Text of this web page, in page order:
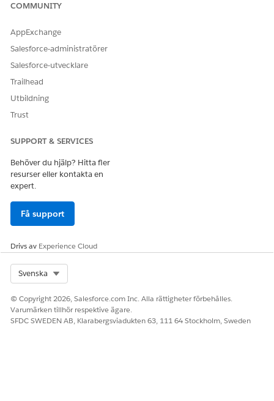
Kör denna åtgärd en eller
Obligatorisk konfiguration
SE ÄVEN:
Handelsagent för handel
Agentforce för Commerce
LÖSTE DENNA ARTIKEL DITT PROBLEM?
Berätta för oss vad vi kan förbättra!
COMMUNITY
AppExchange
Salesforce-administratörer
Salesforce-utvecklare
Trailhead
Utbildning
Trust
SUPPORT & SERVICES
Behöver du hjälp? Hitta fler
resurser eller kontakta en
expert.
Få support
Drivs av Experience Cloud
Svenska
© Copyright 2026, Salesforce.com Inc. Alla rättigheter förbehålles.
Varumärken tillhör respektive ägare.
SFDC SWEDEN AB, Klarabergsviadukten 63, 111 64 Stockholm, Sweden